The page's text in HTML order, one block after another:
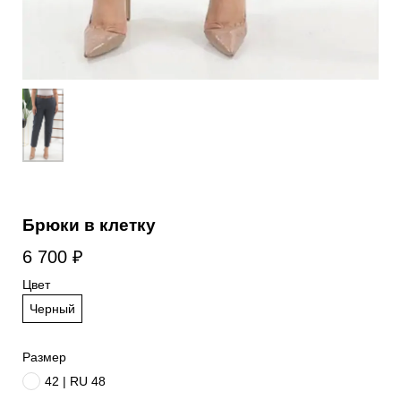
Брюки в клетку
6 700 ₽
Цвет
Черный
Размер
42 | RU 48